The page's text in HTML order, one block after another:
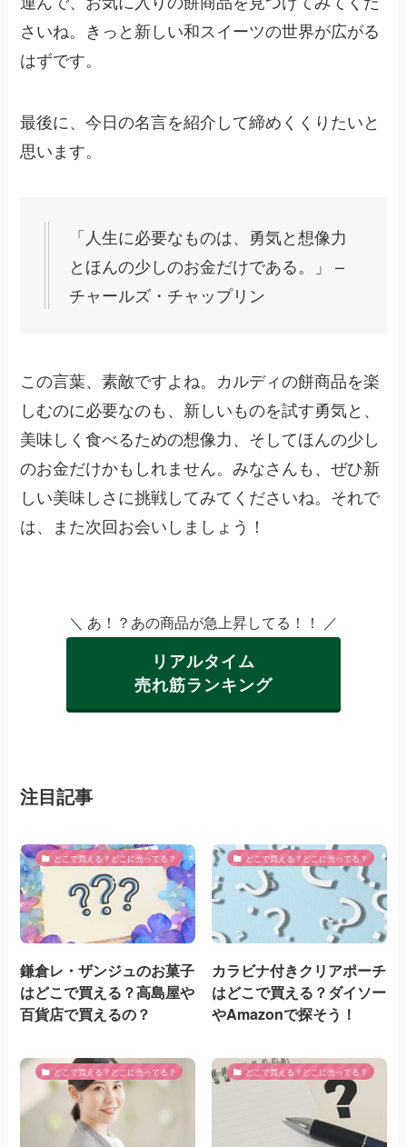
さいね。きっと新しい和スイーツの世界が広がる
はずです。
最後に、今日の名言を紹介して締めくくりたいと
思います。
「人生に必要なものは、勇気と想像力
とほんの少しのお金だけである。」 –
チャールズ・チャップリン
この言葉、素敵ですよね。カルディの餅商品を楽
しむのに必要なのも、新しいものを試す勇気と、
美味しく食べるための想像力、そしてほんの少し
のお金だけかもしれません。みなさんも、ぜひ新
しい美味しさに挑戦してみてくださいね。それで
は、また次回お会いしましょう！
＼ あ！？あの商品が急上昇してる！！ ／
リアルタイム
売れ筋ランキング
注目記事
どこで買える？どこに売ってる？
鎌倉レ・ザンジュのお菓子
はどこで買える？高島屋や
百貨店で買えるの？
どこで買える？どこに売ってる？
カラビナ付きクリアポーチ
はどこで買える？ダイソー
やAmazonで探そう！
どこで買える？どこに売ってる？ どこで買える？どこに売ってる？